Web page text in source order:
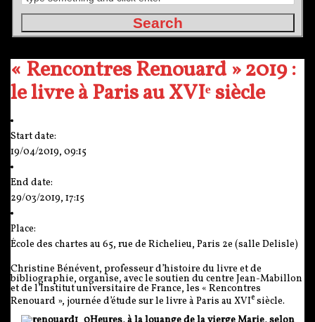
« Rencontres Renouard » 2019 :
le livre à Paris au XVIᵉ siècle
Start date:
19/04/2019, 09:15
End date:
29/03/2019, 17:15
Place:
École des chartes au 65, rue de Richelieu, Paris 2e (salle Delisle)
Christine Bénévent, professeur d’histoire du livre et de
bibliographie, organise, avec le soutien du centre Jean-Mabillon
et de l’Institut universitaire de France, les « Rencontres
Renouard », journée d’étude sur le livre à Paris au XVIesiècle.